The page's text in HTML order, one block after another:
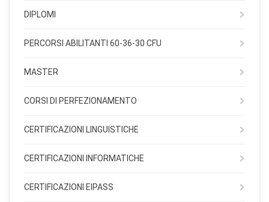
DIPLOMI
PERCORSI ABILITANTI 60-36-30 CFU
MASTER
CORSI DI PERFEZIONAMENTO
CERTIFICAZIONI LINGUISTICHE
CERTIFICAZIONI INFORMATICHE
CERTIFICAZIONI EIPASS